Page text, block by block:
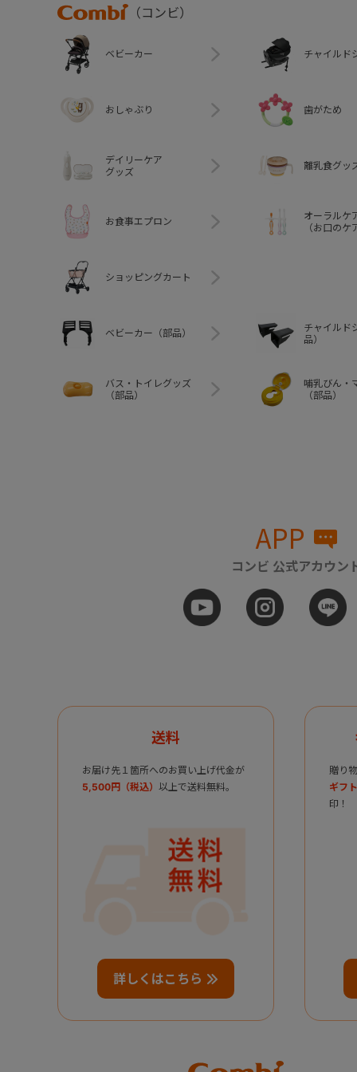
Combi
（コンビ）
ベビーカー チャイルド
おしゃぶり 歯がため
デイリーケア
グッズ
離乳食グッ
お食事エプロン
オーラルケ
（お口のケ
ショッピングカート
ベビーカー（部品）
チャイルド
品）
バス・トイレグッズ
（部品）
哺乳びん・
（部品）
APP
コンビ 公式アカウン
送料
お届け先１箇所へのお買い上げ代金が
5,500円（税込） 以上で送料無料。
詳しくはこちら
贈り
ギフ
印！
Combi